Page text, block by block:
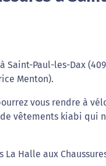
Saint-Paul-les-Dax
Menton).
vous rendre à
vêtements kiabi qui
Halle aux